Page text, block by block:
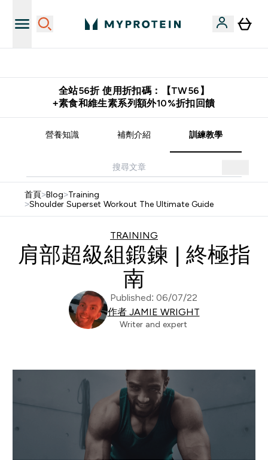
全站56折 使用折扣碼：【TW56】
+素食和維生素系列額外10%折扣回饋
營養知識 補劑介紹 訓練教學
首頁>Blog>Training
>Shoulder Superset Workout The Ultimate Guide
TRAINING
肩部超級組鍛鍊 | 終極指
南
Published: 06/07/22
作者 JAMIE WRIGHT
Writer and expert